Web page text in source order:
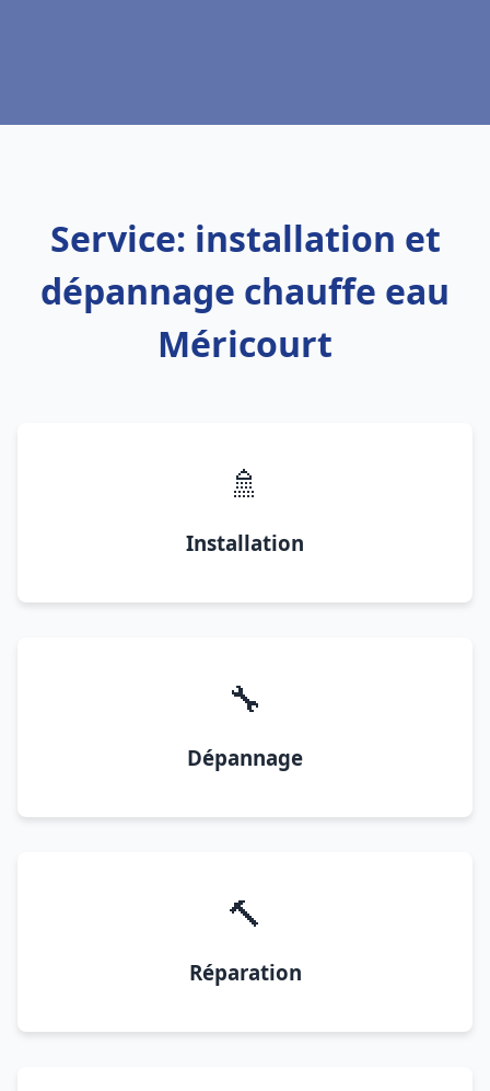
Service: installation et
dépannage chauffe eau
Méricourt
🚿
Installation
🔧
Dépannage
🔨
Réparation